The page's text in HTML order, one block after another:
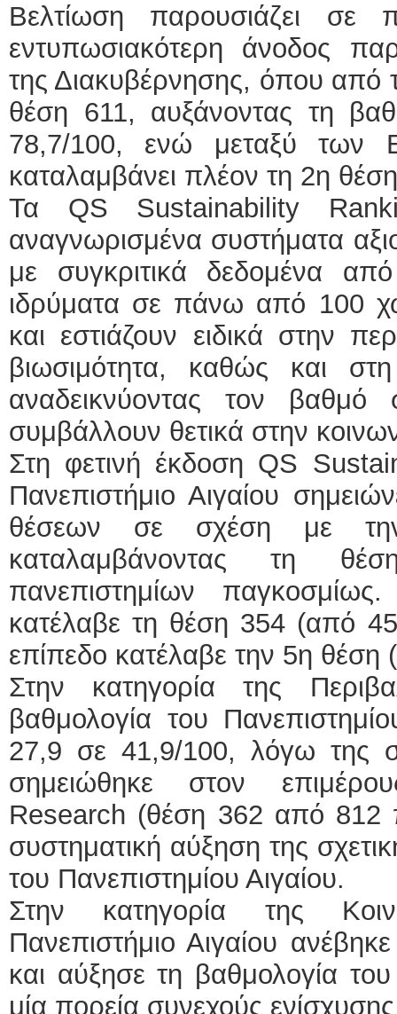
Βελτίωση παρουσιάζει σε
εντυπωσιακότερη άνοδος
της Διακυβέρνησης, όπου από
θέση 611, αυξάνοντας τη
78,7/100, ενώ μεταξύ των
καταλαμβάνει πλέον τη 2η
Τα QS Sustainability
αναγνωρισμένα συστήματα
με συγκριτικά δεδομένα
ιδρύματα σε πάνω από 100
και εστιάζουν ειδικά στην
βιωσιμότητα, καθώς και
αναδεικνύοντας τον
συμβάλλουν θετικά στην
Στη φετινή έκδοση QS
Πανεπιστήμιο Αιγαίου
θέσεων σε σχέση με την
καταλαμβάνοντας τη
πανεπιστημίων
κατέλαβε τη θέση 354 (από
επίπεδο κατέλαβε την 5η
Στην κατηγορία της
βαθμολογία του
27,9 σε 41,9/100, λόγω της
σημειώθηκε στον
Research (θέση 362 από 812
συστηματική αύξηση της
του Πανεπιστημίου Αιγαίου.
Στην κατηγορία της
Πανεπιστήμιο Αιγαίου
και αύξησε τη βαθμολογία
μία πορεία συνεχούς
ΚΩΝΣΤΑΝΤΙΝΟΣ
Holter πίεσης και
Δοκιμασία
υπέρηχος
Μυτιλήνη
τηλ.2251302311
Γέρα:Παπάδος
Φυσικοθεραπεύτρια
Σταυρουλάκη-
Πτυχιούχος
ΑΤΕΙ
Ασκληπιού 39
Μυτιλήνη
τηλ. 22510-54898-